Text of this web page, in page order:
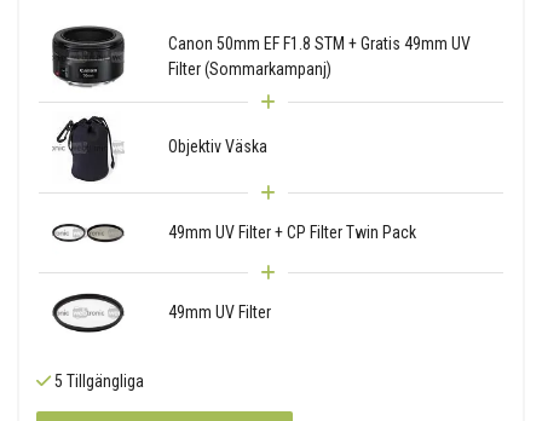
Canon 50mm EF F1.8 STM + Gratis 49mm UV
Filter (Sommarkampanj)
Objektiv Väska
49mm UV Filter + CP Filter Twin Pack
49mm UV Filter
5 Tillgängliga